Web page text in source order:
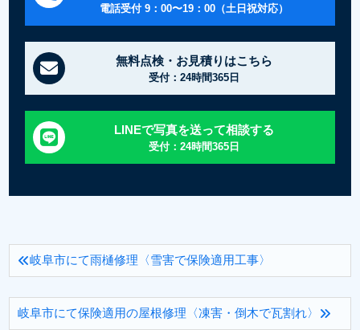
電話受付 9：00〜19：00（土日祝対応）
無料点検・お見積りはこちら
受付：24時間365日
LINEで写真を送って相談する
受付：24時間365日
岐阜市にて雨樋修理〈雪害で保険適用工事〉
岐阜市にて保険適用の屋根修理〈凍害・倒木で瓦割れ〉